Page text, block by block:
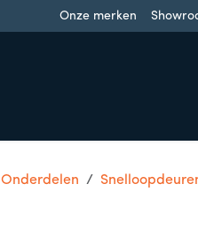
Onze merken
Onderdelen